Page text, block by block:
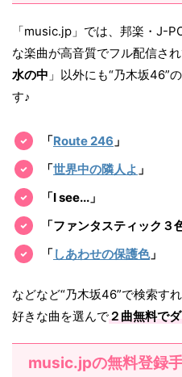
「music.jp」では、邦楽・J-
な楽曲が高音質でフル配信さ
水の中 」以外にも“乃木坂46”
す♪
「Route 246 」
「世界中の隣人よ 」
「I see...」
「ファンタスティック３
「しあわせの保護色」
などなど“乃木坂46”で検索す
好きな曲を選んで２曲無料で
music.jpの無料登録